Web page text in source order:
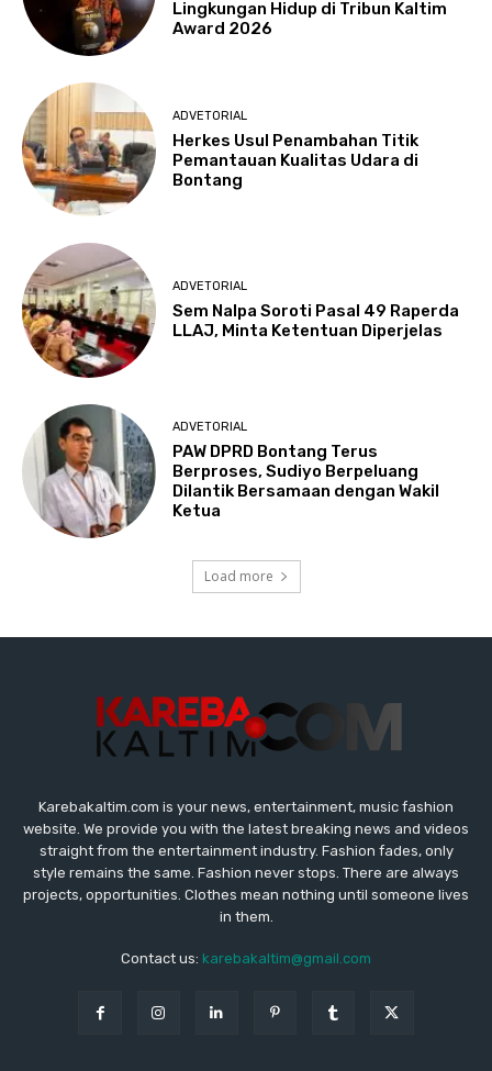
Karebakaltim.com is your news, entertainment, music fashion
website. We provide you with the latest breaking news and videos
straight from the entertainment industry. Fashion fades, only
style remains the same. Fashion never stops. There are always
projects, opportunities. Clothes mean nothing until someone lives
in them.
Contact us: karebakaltim@gmail.com